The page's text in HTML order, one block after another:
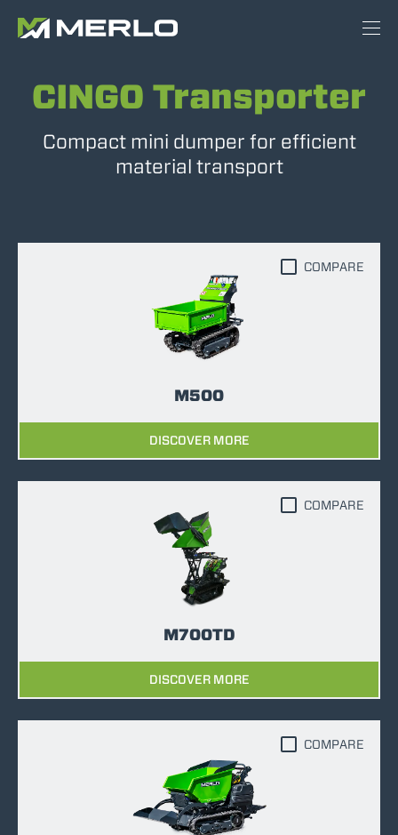
CINGO Transporter
Compact mini dumper for efficient
material transport
M500
DISCOVER MORE
COMPARE
M700TD
DISCOVER MORE
COMPARE
COMPARE